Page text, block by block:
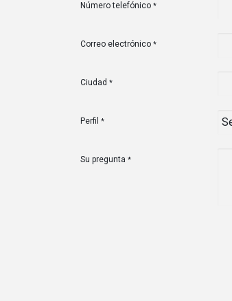
Número telefónico *
Correo electrónico *
Ciudad *
Perfil *
Su pregunta *